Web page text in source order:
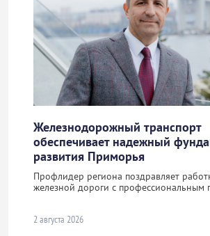
Железнодорожный транспорт
обеспечивает надежный
развития Приморья
Профлидер региона поздравляет
железной дороги с профессиональным
2 августа 2026